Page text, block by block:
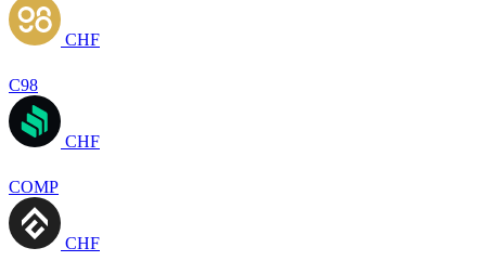
CHF
C98
CHF
COMP
CHF